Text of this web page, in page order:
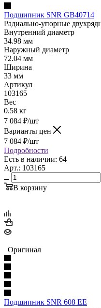
Подшипник SNR GB40714
Радиально-упорные
Внутренний диаметр
34.98 мм
Наружный диаметр
72.04 мм
Ширина
33 мм
Артикул
103165
Вес
0.58 кг
7 084 ₽/шт
Варианты цен
7 084 ₽/шт
Подробности
Есть в наличии: 64
Арт.: 103165
В корзину
Оригинал
Подшипник SNR 608 EE